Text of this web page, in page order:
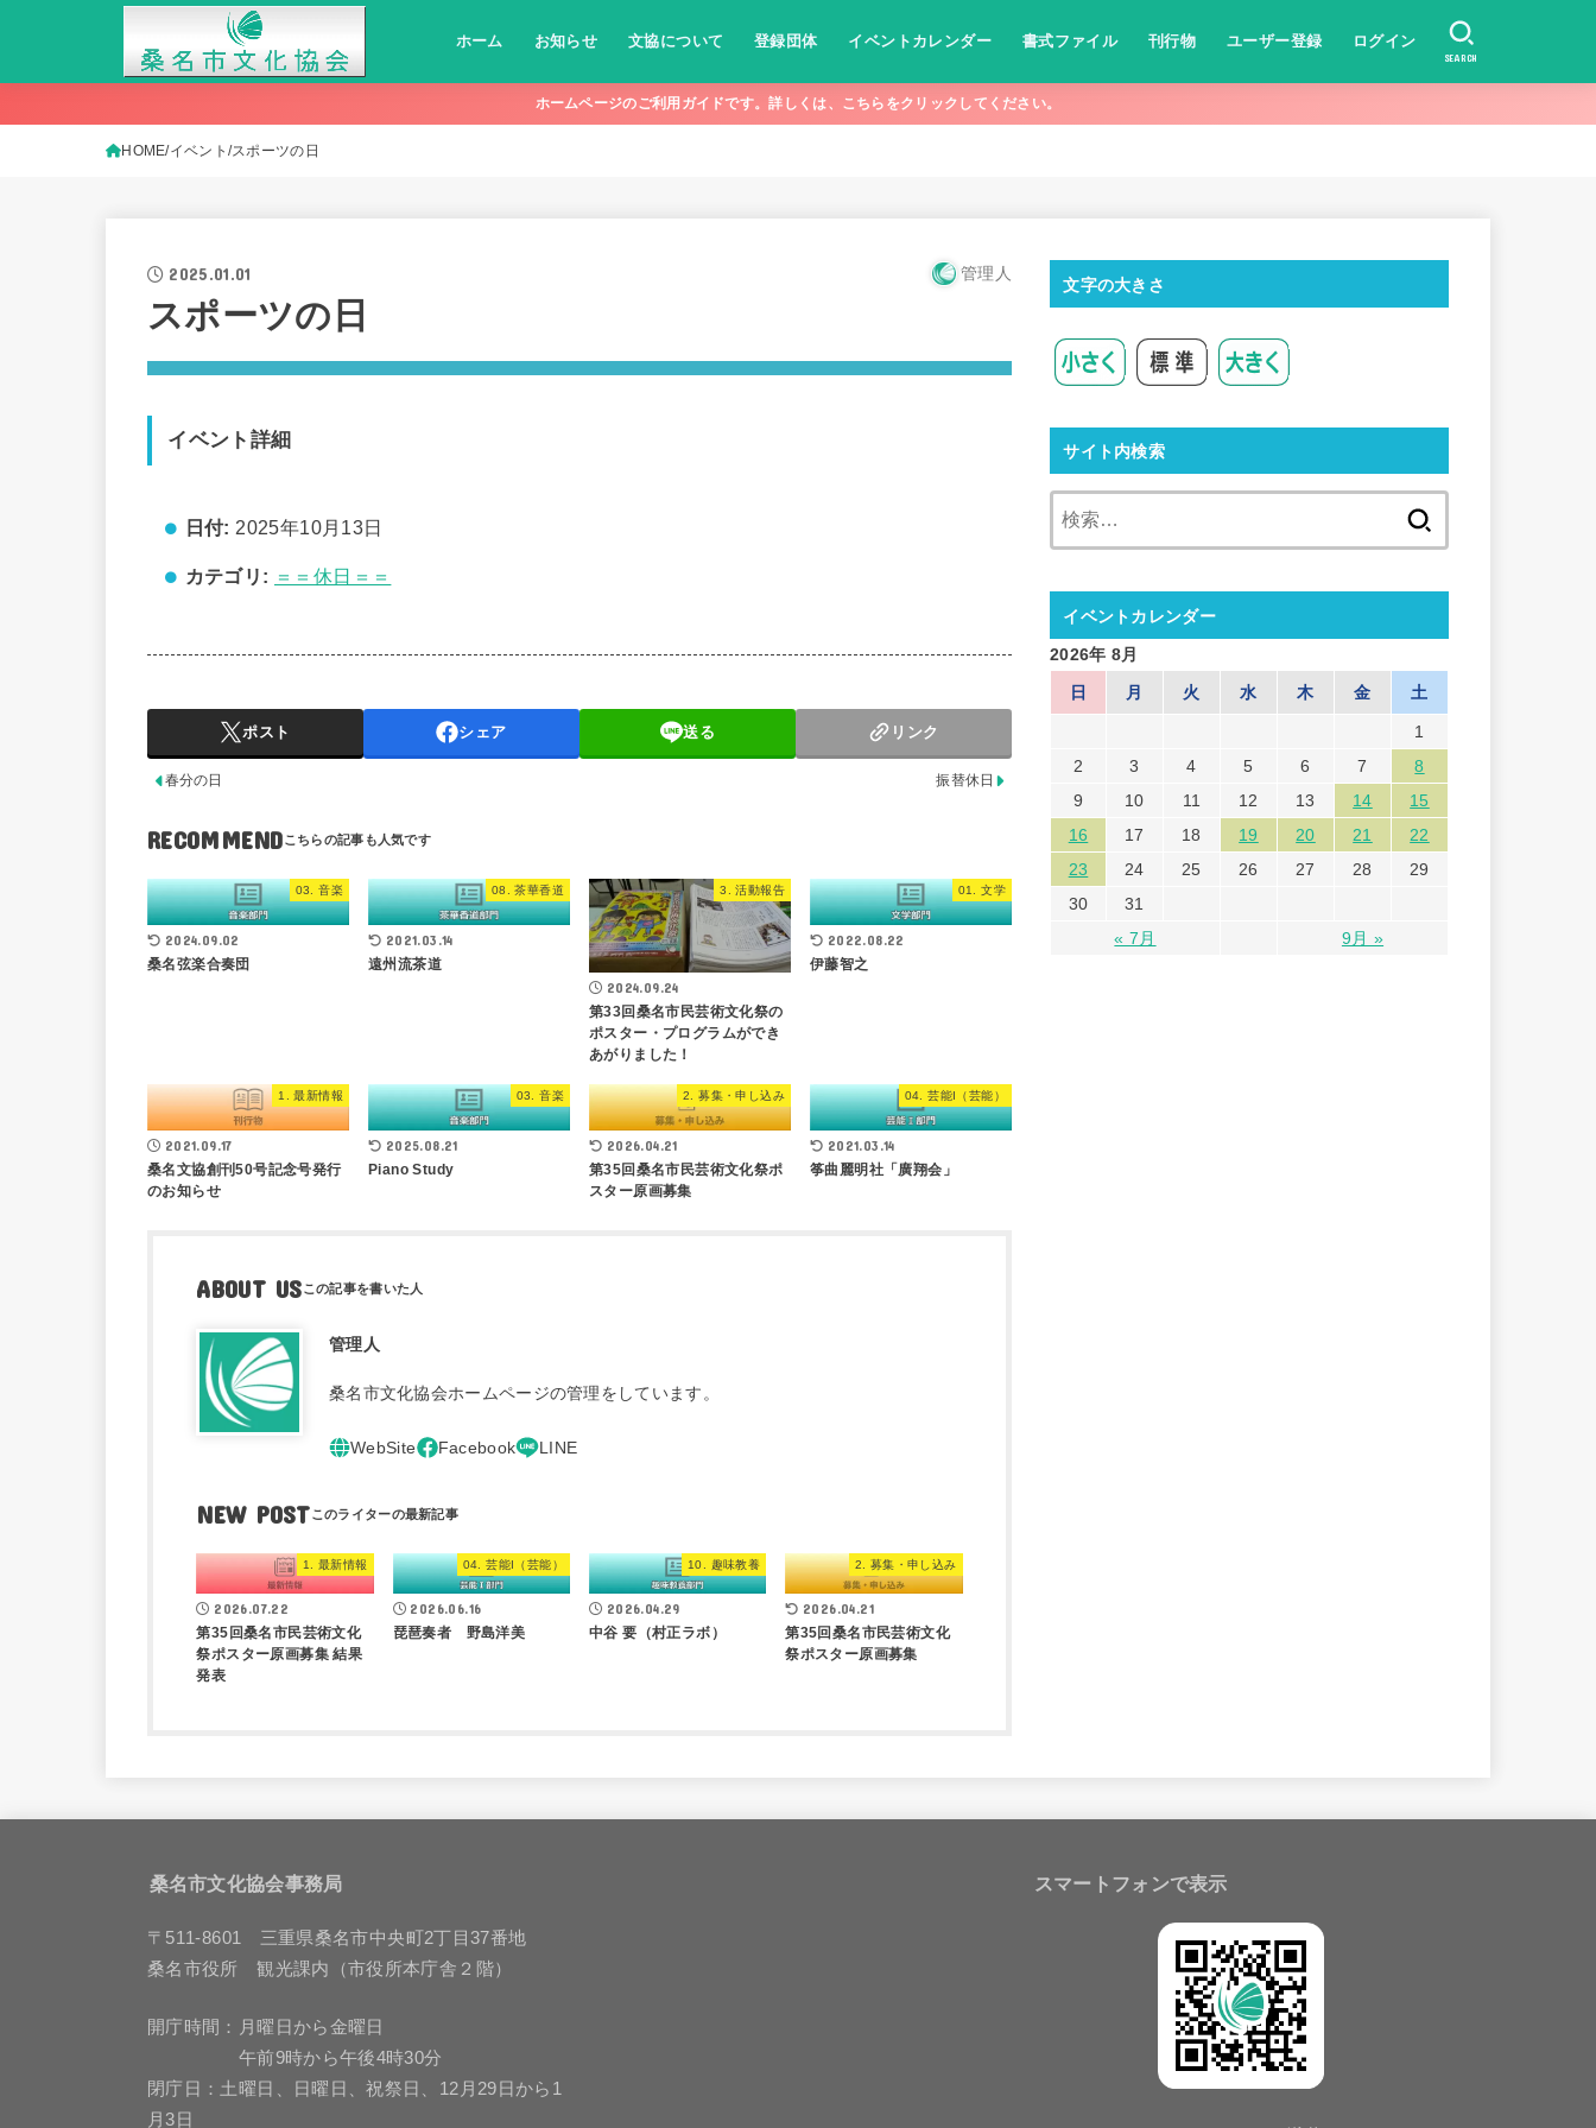
ホーム お知らせ 文協について 登録団体 イベントカレンダー 書式ファイル 刊行物 ユーザー登録 ログイン
SEARCH
ホームページのご利用ガイドです。詳しくは、こちらをクリックしてください。
HOME イベント スポーツの日
2025.01.01 管理人
スポーツの日
イベント詳細
日付: 2025年10月13日
カテゴリ: ＝＝休日＝＝
ポスト シェア 送る リンク
春分の日 振替休日
RECOMMEND
03. 音楽
2024.09.02
桑名弦楽合奏団
08. 茶華香道
2021.03.14
遠州流茶道
3. 活動報告
2024.09.24
第33回桑名市民芸術文化祭の
ポスター・プログラムができ
あがりました！
01. 文学
2022.08.22
伊藤智之
1. 最新情報
2021.09.17
桑名文協創刊50号記念号発行
のお知らせ
03. 音楽
2025.08.21
Piano Study
2. 募集・申し込み
2026.04.21
第35回桑名市民芸術文化祭ポ
スター原画募集
04. 芸能I（芸能）
2021.03.14
筝曲麗明社「廣翔会」
ABOUT US
管理人
桑名市文化協会ホームページの管理をしています。
NEW POST
1. 最新情報
2026.07.22
第35回桑名市民芸術文化
祭ポスター原画募集 結果
発表
04. 芸能I（芸能）
2026.06.16
琵琶奏者 野島洋美
10. 趣味教養
2026.04.29
中谷 要（村正ラボ）
2. 募集・申し込み
2026.04.21
第35回桑名市民芸術文化
祭ポスター原画募集
文字の大きさ
サイト内検索
イベントカレンダー
2026年 8月
日
月 火 水 木 金 土
1
2
3 4 5 6 7
8
9
10 11 12 13 14
15
16
17 18 19 20 21
22
23
24 25 26 27 28
29
30
31
« 7月
9月 »
桑名市文化協会事務局
〒511-8601 三重県桑名市中央町2丁目37番地
桑名市役所 観光課内（市役所本庁舎２階）
開庁時間：月曜日から金曜日
午前9時から午後4時30分
閉庁日：土曜日、日曜日、祝祭日、12月29日から1
月3日
スマートフォンで表示